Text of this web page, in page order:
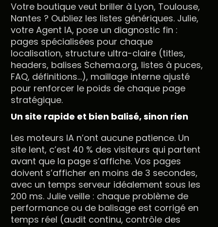
Votre boutique veut briller à Lyon, Toulouse,
Nantes ? Oubliez les listes génériques. Julie,
votre Agent IA, pose un diagnostic fin :
pages spécialisées pour chaque
localisation, structure ultra-claire (titles,
headers, balises Schema.org, listes à puces,
FAQ, définitions…), maillage interne ajusté
pour renforcer le poids de chaque page
stratégique.
Un site rapide et bien balisé, sinon rien
Les moteurs IA n’ont aucune patience. Un
site lent, c’est 40 % des visiteurs qui partent
avant que la page s’affiche. Vos pages
doivent s’afficher en moins de 3 secondes,
avec un temps serveur idéalement sous les
200 ms. Julie veille : chaque problème de
performance ou de balisage est corrigé en
temps réel (audit continu, contrôle des